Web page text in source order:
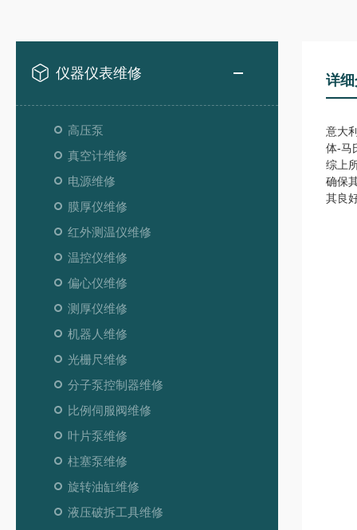
仪器仪表维修
高压泵
真空计维修
电源维修
膜厚仪维修
红外测温仪维修
温控仪维修
偏心仪维修
测厚仪维修
机器人维修
光栅尺维修
分子泵控制器维修
比例伺服阀维修
叶片泵维修
柱塞泵维修
旋转油缸维修
液压破拆工具维修
详
意大
体-马
综上
确保
其良